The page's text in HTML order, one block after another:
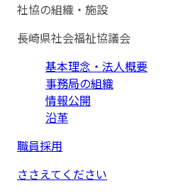
社協の組織・施設
長崎県社会福祉協議会
基本理念・法人概要
事務局の組織
情報公開
沿革
職員採用
ささえてください